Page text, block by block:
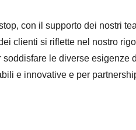
con il supporto dei nostri
clienti si riflette nel nostro
le diverse esigenze
e innovative e per